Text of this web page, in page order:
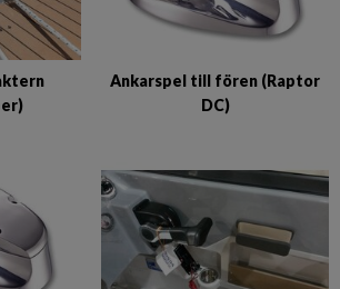
Ankarspel till fören (Raptor
DC)